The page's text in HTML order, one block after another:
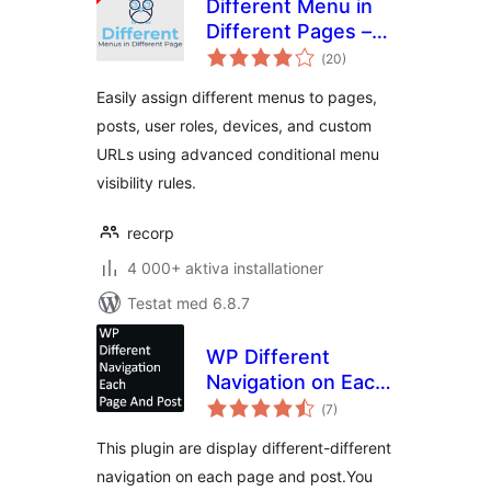
Different Menu in
Different Pages –
Conditional Menu
(Totalt
antal
20)
Easily assign different menus to pages,
posts, user roles, devices, and custom
URLs using advanced conditional menu
visibility rules.
recorp
4 000+ aktiva installationer
Testat med 6.8.7
WP Different
Navigation on Each
Page And Post
(Totalt
antal
7)
This plugin are display different-different
navigation on each page and post.You